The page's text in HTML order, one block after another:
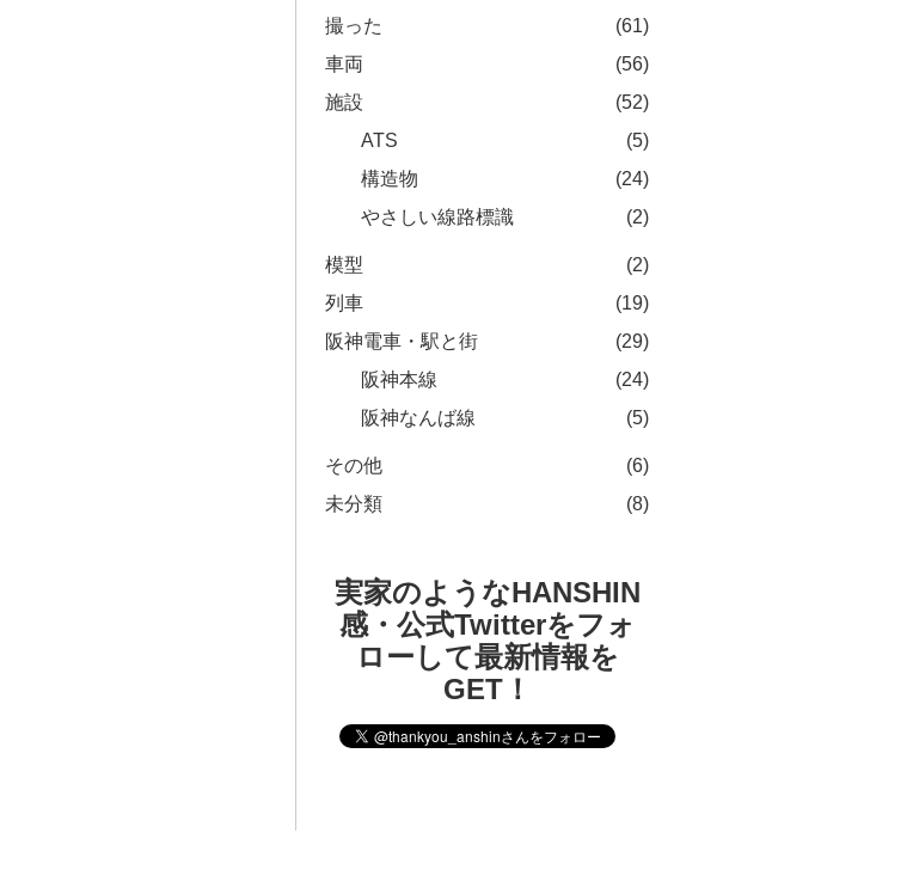
撮った
(61)
車両
(56)
施設
(52)
ATS
(5)
構造物
(24)
やさしい線路標識
(2)
模型
(2)
列車
(19)
阪神電車・駅と街
(29)
阪神本線
(24)
阪神なんば線
(5)
その他
(6)
未分類
(8)
実家のようなHANSHIN
感・公式Twitterをフォ
ローして最新情報を
GET！